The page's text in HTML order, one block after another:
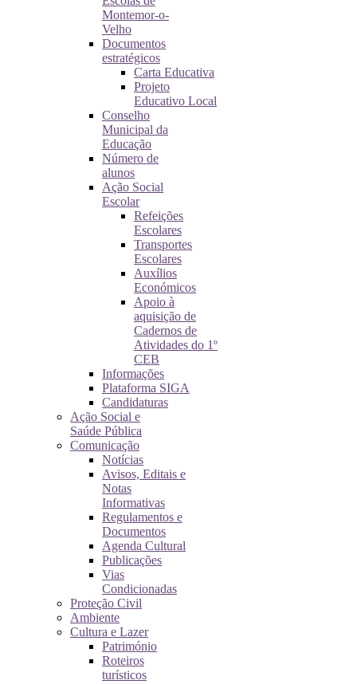
Montemor-o-
Velho
Documentos
estratégicos
Carta Educativa
Projeto
Educativo Local
Conselho
Municipal da
Educação
Número de
alunos
Ação Social
Escolar
Refeições
Escolares
Transportes
Escolares
Auxílios
Económicos
Apoio à
aquisição de
Cadernos de
Atividades do 1º
CEB
Informações
Plataforma SIGA
Candidaturas
Ação Social e
Saúde Pública
Comunicação
Notícias
Avisos, Editais e
Notas
Informativas
Regulamentos e
Documentos
Agenda Cultural
Publicações
Vias
Condicionadas
Proteção Civil
Ambiente
Cultura e Lazer
Património
Roteiros
turísticos